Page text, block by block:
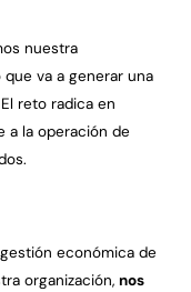
nuestra
va a generar una
reto radica en
a la operación de
económica de
organización, nos